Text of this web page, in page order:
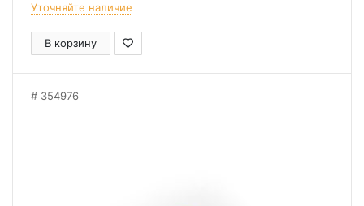
Уточняйте наличие
В корзину
354976